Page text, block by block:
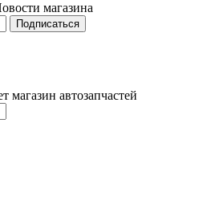
магазина
автозапчастей